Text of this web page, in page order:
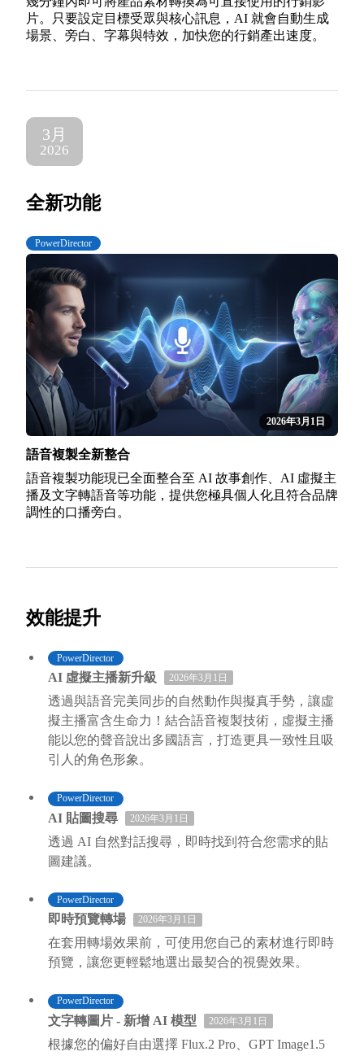
片。只要設定目標受眾與核心訊息，AI 就會自動生成
場景、旁白、字幕與特效，加快您的行銷產出速度。
3月
2026
全新功能
PowerDirector
2026年3月1日
語音複製全新整合
語音複製功能現已全面整合至 AI 故事創作、AI 虛擬主
播及文字轉語音等功能，提供您極具個人化且符合品牌
調性的口播旁白。
效能提升
PowerDirector
AI 虛擬主播新升級 2026年3月1日
透過與語音完美同步的自然動作與擬真手勢，讓虛
擬主播富含生命力！結合語音複製技術，虛擬主播
能以您的聲音說出多國語言，打造更具一致性且吸
引人的角色形象。
PowerDirector
AI 貼圖搜尋 2026年3月1日
透過 AI 自然對話搜尋，即時找到符合您需求的貼
圖建議。
PowerDirector
即時預覽轉場 2026年3月1日
在套用轉場效果前，可使用您自己的素材進行即時
預覽，讓您更輕鬆地選出最契合的視覺效果。
PowerDirector
文字轉圖片 - 新增 AI 模型 2026年3月1日
根據您的偏好自由選擇 Flux.2 Pro、GPT Image1.5